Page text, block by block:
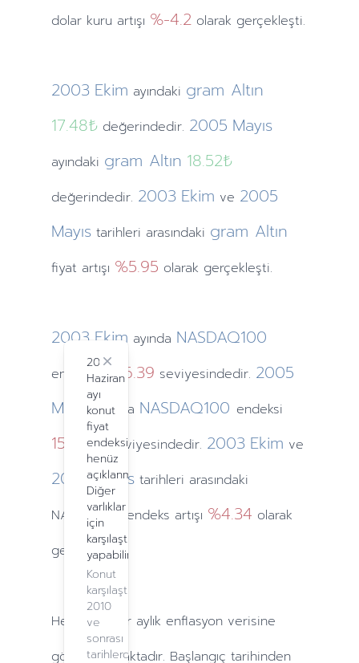
dolar kuru artışı %-4.2olarak gerçekleşti.
2003 Ekim ayındaki gram Altın
17.48₺değerindedir. 2005 Mayıs
ayındaki gram Altın 18.52₺
değerindedir. 2003 Ekim ve 2005
Mayıs tarihleri arasındaki gram Altın
fiyat artışı %5.95 olarak gerçekleşti.
2024
Haziran
ayı
konut
fiyat
endeksi
henüz
açıklanmadı.
Diğer
varlıklar
için
karşılaştırma
yapabilirsiniz.
Konut
karşılaştırma,
2010
ve
sonrası
tarihlerde
Close
2003 Ekim ayında NASDAQ100
endeksi1416.39 seviyesindedir. 2005
Mayıs ayında NASDAQ100 endeksi
1542.63seviyesindedir. 2003 Ekim ve
2005 Mayıs tarihleri arasındaki
NASDAQ100 endeks artışı %4.34 olarak
gerçekleşti.
Hesaplamalar aylık enflasyon verisine
göre yapılmaktadır. Başlangıç tarihinden